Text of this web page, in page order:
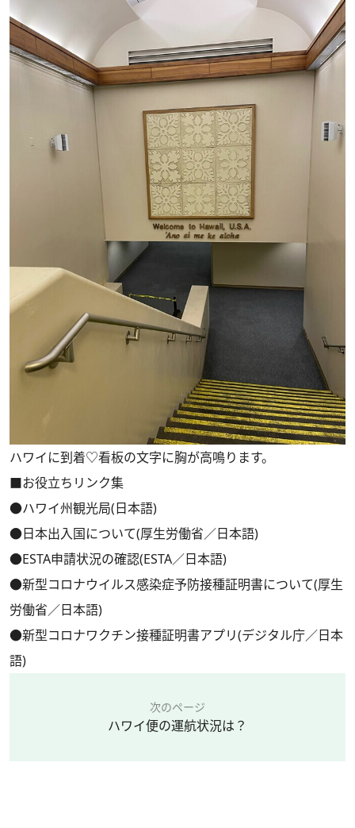
ハワイに到着♡看板の文字に胸が高鳴ります。
■お役立ちリンク集
●ハワイ州観光局(日本語)
●日本出入国について(厚生労働省／日本語)
●ESTA申請状況の確認(ESTA／日本語)
●新型コロナウイルス感染症予防接種証明書について(厚生
労働省／日本語)
●新型コロナワクチン接種証明書アプリ(デジタル庁／日本
語)
次のページ
ハワイ便の運航状況は？